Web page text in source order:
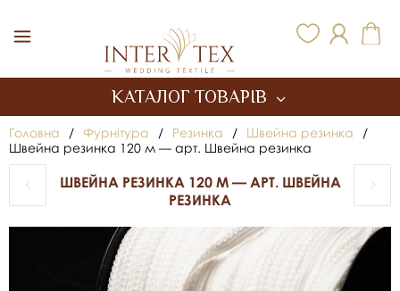
КАТАЛОГ ТОВАРІВ
Головна / Фурнітура / Резинка / Швейна резинка
/
Швейна резинка 120 м — арт. Швейна резинка
ШВЕЙНА РЕЗИНКА 120 М — АРТ. ШВЕЙНА
РЕЗИНКА